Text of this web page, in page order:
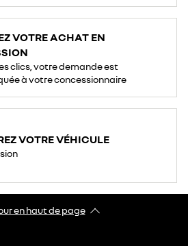
VOTRE ACHAT EN
clics, votre demande est
à votre concessionnaire
VOTRE VÉHICULE
en haut de page​